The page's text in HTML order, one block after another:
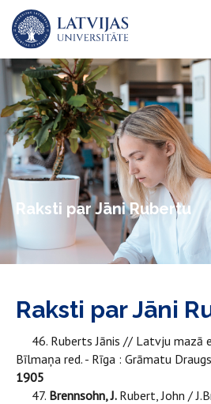
Raksti par Jāni Rubertu
Raksti par Jāni
46. Ruberts Jānis // Latvju mazā
Bīlmaņa red. - Rīga : Grāmatu
1905
47. Brennsohn, J. Rubert, John /